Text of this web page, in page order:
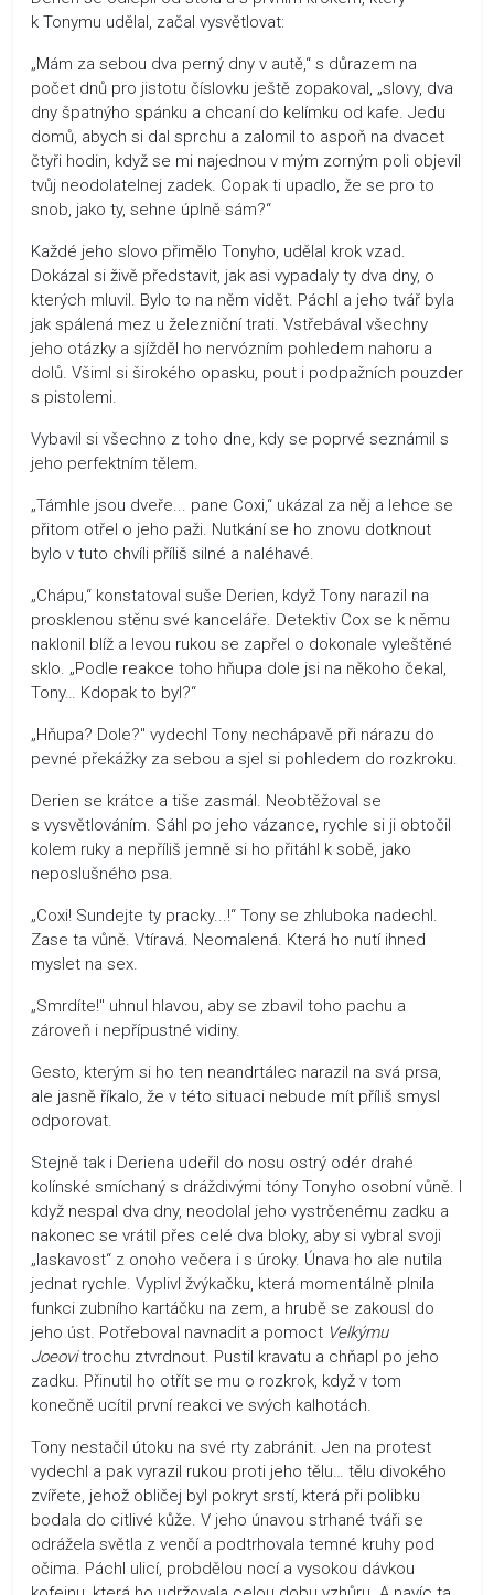
k Tonymu udělal, začal vysvětlovat:
„Mám za sebou dva perný dny v autě,“ s důrazem na
počet dnů pro jistotu číslovku ještě zopakoval, „slovy, dva
dny špatnýho spánku a chcaní do kelímku od kafe. Jedu
domů, abych si dal sprchu a zalomil to aspoň na dvacet
čtyři hodin, když se mi najednou v mým zorným poli objevil
tvůj neodolatelnej zadek. Copak ti upadlo, že se pro to
snob, jako ty, sehne úplně sám?“
Každé jeho slovo přimělo Tonyho, udělal krok vzad.
Dokázal si živě představit, jak asi vypadaly ty dva dny, o
kterých mluvil. Bylo to na něm vidět. Páchl a jeho tvář byla
jak spálená mez u železniční trati. Vstřebával všechny
jeho otázky a sjížděl ho nervózním pohledem nahoru a
dolů. Všiml si širokého opasku, pout i podpažních pouzder
s pistolemi.
Vybavil si všechno z toho dne, kdy se poprvé seznámil s
jeho perfektním tělem.
„Támhle jsou dveře... pane Coxi,“ ukázal za něj a lehce se
přitom otřel o jeho paži. Nutkání se ho znovu dotknout
bylo v tuto chvíli příliš silné a naléhavé.
„Chápu,“ konstatoval suše Derien, když Tony narazil na
prosklenou stěnu své kanceláře. Detektiv Cox se k němu
naklonil blíž a levou rukou se zapřel o dokonale vyleštěné
sklo. „Podle reakce toho hňupa dole jsi na někoho čekal,
Tony… Kdopak to byl?“
„Hňupa? Dole?" vydechl Tony nechápavě při nárazu do
pevné překážky za sebou a sjel si pohledem do rozkroku.
Derien se krátce a tiše zasmál. Neobtěžoval se
s vysvětlováním. Sáhl po jeho vázance, rychle si ji obtočil
kolem ruky a nepříliš jemně si ho přitáhl k sobě, jako
neposlušného psa.
„Coxi! Sundejte ty pracky...!“ Tony se zhluboka nadechl.
Zase ta vůně. Vtíravá. Neomalená. Která ho nutí ihned
myslet na sex.
„Smrdíte!" uhnul hlavou, aby se zbavil toho pachu a
zároveň i nepřípustné vidiny.
Gesto, kterým si ho ten neandrtálec narazil na svá prsa,
ale jasně říkalo, že v této situaci nebude mít příliš smysl
odporovat.
Stejně tak i Deriena udeřil do nosu ostrý odér drahé
kolínské smíchaný s dráždivými tóny Tonyho osobní vůně. I
když nespal dva dny, neodolal jeho vystrčenému zadku a
nakonec se vrátil přes celé dva bloky, aby si vybral svoji
„laskavost“ z onoho večera i s úroky. Únava ho ale nutila
jednat rychle. Vyplivl žvýkačku, která momentálně plnila
funkci zubního kartáčku na zem, a hrubě se zakousl do
jeho úst. Potřeboval navnadit a pomoct Velkýmu
Joeovitrochu ztvrdnout. Pustil kravatu a chňapl po jeho
zadku. Přinutil ho otřít se mu o rozkrok, když v tom
konečně ucítil první reakci ve svých kalhotách.
Tony nestačil útoku na své rty zabránit. Jen na protest
vydechl a pak vyrazil rukou proti jeho tělu… tělu divokého
zvířete, jehož obličej byl pokryt srstí, která při polibku
bodala do citlivé kůže. V jeho únavou strhané tváři se
odrážela světla z venčí a podtrhovala temné kruhy pod
očima. Páchl ulicí, probdělou nocí a vysokou dávkou